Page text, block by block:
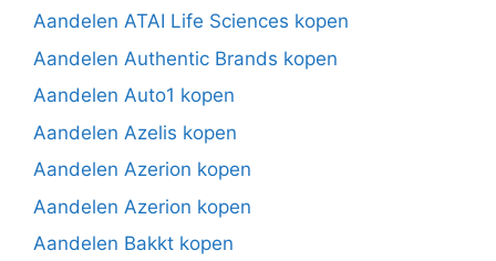
Aandelen ATAI Life Sciences kopen
Aandelen Authentic Brands kopen
Aandelen Auto1 kopen
Aandelen Azelis kopen
Aandelen Azerion kopen
Aandelen Azerion kopen
Aandelen Bakkt kopen